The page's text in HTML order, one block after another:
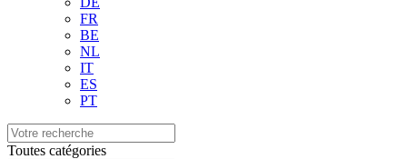
FR
BE
NL
IT
ES
PT
Toutes catégories